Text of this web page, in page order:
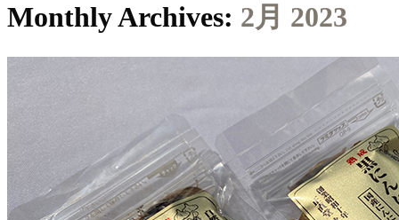
Monthly Archives: 2月 2023